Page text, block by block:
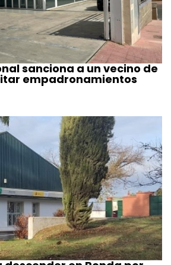
sanciona a un vecino de
empadronamientos